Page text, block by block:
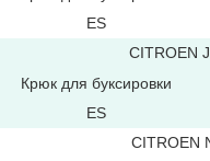
ES
CITROEN
Крюк для буксировки
ES
CITROEN